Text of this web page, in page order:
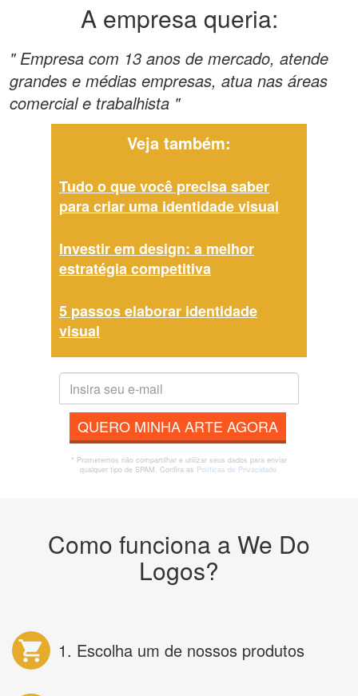
A empresa queria:
" Empresa com 13 anos de mercado, atende
grandes e médias empresas, atua nas áreas
comercial e trabalhista "
Veja também:
Tudo o que você precisa saber
para criar uma identidade visual
Investir em design: a melhor
estratégia competitiva
5 passos elaborar identidade
visual
QUERO MINHA ARTE AGORA
* Prometemos não compartilhar e utilizar seus dados para enviar
qualquer tipo de SPAM. Confira as Políticas de Privacidade.
Como funciona a We Do
Logos?
1. Escolha um de nossos produtos